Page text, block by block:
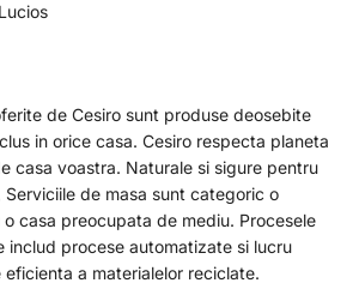
de Cesiro sunt produse deosebite
in orice casa. Cesiro respecta planeta
casa voastra. Naturale si sigure pentru
Serviciile de masa sunt categoric o
casa preocupata de mediu. Procesele
includ procese automatizate si lucru
eficienta a materialelor reciclate.